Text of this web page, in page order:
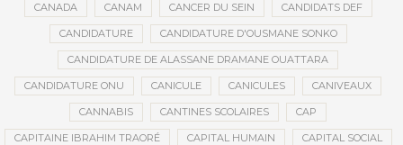
CANADA CANAM CANCER DU SEIN CANDIDATS DEF
CANDIDATURE CANDIDATURE D'OUSMANE SONKO
CANDIDATURE DE ALASSANE DRAMANE OUATTARA
CANDIDATURE ONU CANICULE CANICULES CANIVEAUX
CANNABIS CANTINES SCOLAIRES CAP
CAPITAINE IBRAHIM TRAORÉ CAPITAL HUMAIN CAPITAL SOCIAL